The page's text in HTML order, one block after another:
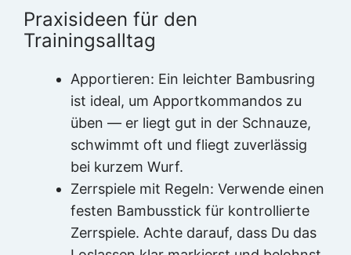
Praxisideen für den
Trainingsalltag
Apportieren: Ein leichter Bambusring
ist ideal, um Apportkommandos zu
üben — er liegt gut in der Schnauze,
schwimmt oft und fliegt zuverlässig
bei kurzem Wurf.
Zerrspiele mit Regeln: Verwende einen
festen Bambusstick für kontrollierte
Zerrspiele. Achte darauf, dass Du das